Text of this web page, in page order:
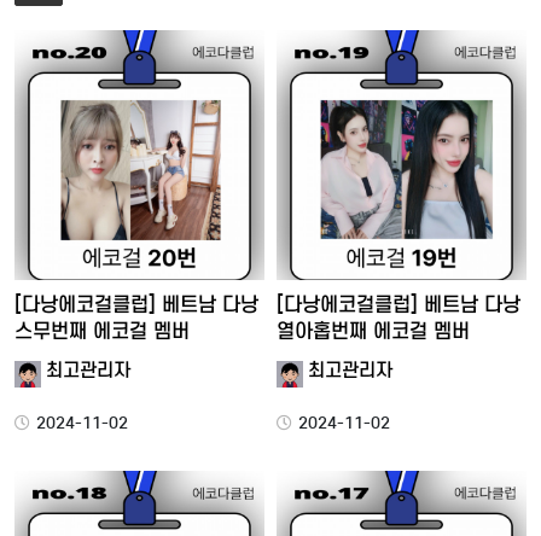
[다낭에코걸클럽] 베트남 다낭
스무번째 에코걸 멤버
최고관리자
2024-11-02
[다낭에코걸클럽] 베트남 다낭
열아홉번째 에코걸 멤버
최고관리자
2024-11-02